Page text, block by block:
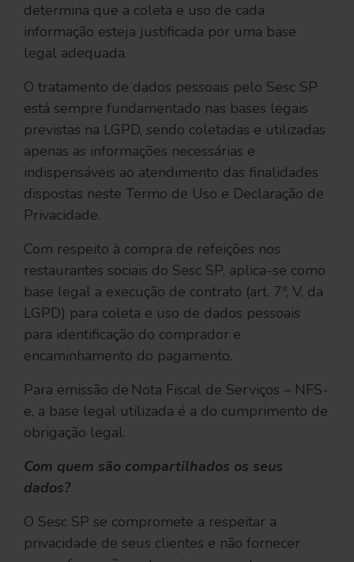
determina que a coleta e uso de cada
informação esteja justificada por uma base
legal adequada.
O tratamento de dados pessoais pelo Sesc SP
está sempre fundamentado nas bases legais
previstas na LGPD, sendo coletadas e utilizadas
apenas as informações necessárias e
indispensáveis ao atendimento das finalidades
dispostas neste Termo de Uso e Declaração de
Privacidade.
Com respeito à compra de refeições nos
restaurantes sociais do Sesc SP, aplica-se como
base legal a execução de contrato (art. 7º, V, da
LGPD) para coleta e uso de dados pessoais
para identificação do comprador e
encaminhamento do pagamento.
Para emissão de Nota Fiscal de Serviços – NFS-
e, a base legal utilizada é a do cumprimento de
obrigação legal.
Com quem são compartilhados os seus
dados?
O Sesc SP se compromete a respeitar a
privacidade de seus clientes e não fornecer